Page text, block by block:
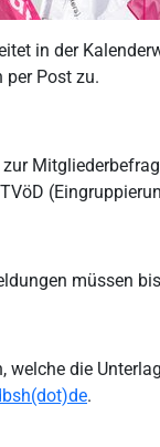
in der
per Post zu.
müssen
welche die
.